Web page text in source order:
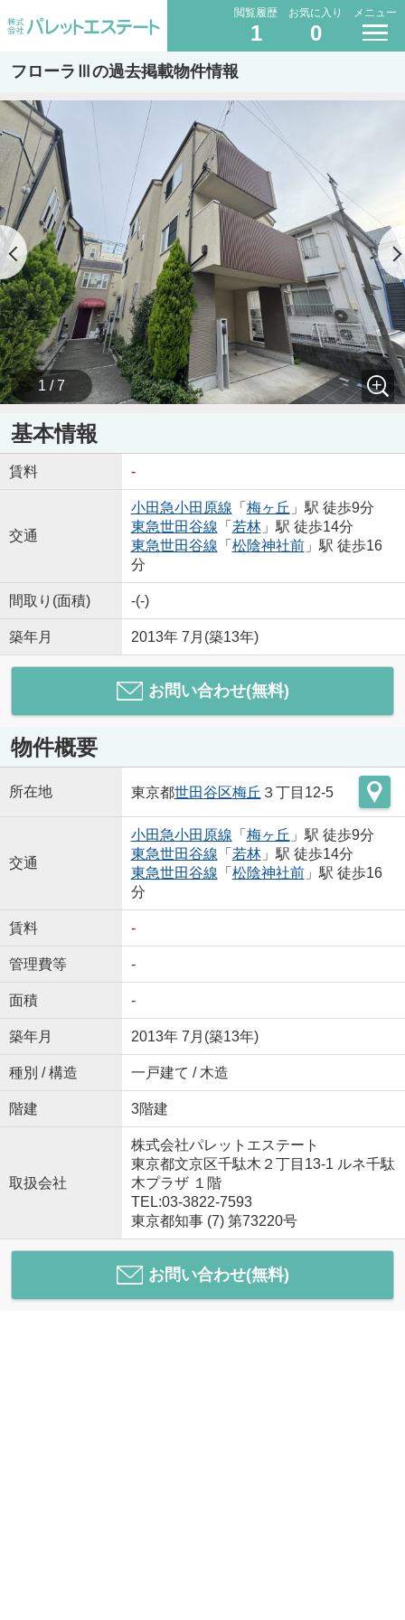
閲覧履歴
1
お気に入り
0
メニュー
フローラⅢの過去掲載物件情報
1 / 7
基本情報
賃料 -
交通
小田急小田原線 「 梅ヶ丘 」駅 徒歩9分
東急世田谷線 「 若林」駅 徒歩14分
東急世田谷線 「 松陰神社前」駅 徒歩16
分
間取り(面積) -(-)
築年月 2013年 7月(築13年)
お問い合わせ(無料)
物件概要
所在地 東京都世田谷区梅丘 ３丁目12-5
交通
小田急小田原線 「 梅ヶ丘 」駅 徒歩9分
東急世田谷線 「 若林」駅 徒歩14分
東急世田谷線 「 松陰神社前」駅 徒歩16
分
賃料 -
管理費等 -
面積 -
築年月 2013年 7月(築13年)
種別 / 構造 一戸建て / 木造
階建 3階建
取扱会社
株式会社パレットエステート
東京都文京区千駄木２丁目13-1 ルネ千駄
木プラザ １階
TEL:03-3822-7593
東京都知事 (7) 第73220号
お問い合わせ(無料)